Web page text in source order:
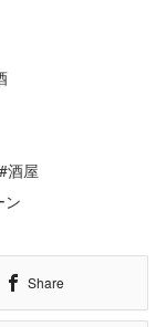
酒屋
ン
Share